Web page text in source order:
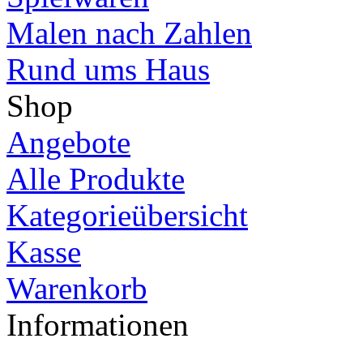
Malen nach Zahlen
Rund ums Haus
Shop
Angebote
Alle Produkte
Kategorieübersicht
Kasse
Warenkorb
Informationen